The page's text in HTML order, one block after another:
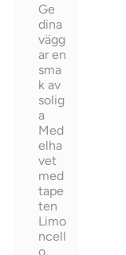
Ge
dina
vägg
ar en
sma
k av
solig
a
Med
elha
vet
med
tape
ten
Limo
ncell
o,